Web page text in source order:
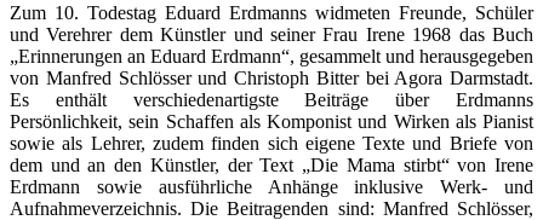
Zum 10. Todestag Eduard Erdmanns widmeten Freunde, Schüler
und Verehrer dem Künstler und seiner Frau Irene 1968 das Buch
„Erinnerungen an Eduard Erdmann“, gesammelt und herausgegeben
von Manfred Schlösser und Christoph Bitter bei Agora Darmstadt.
Es enthält verschiedenartigste Beiträge über Erdmanns
Persönlichkeit, sein Schaffen als Komponist und Wirken als Pianist
sowie als Lehrer, zudem finden sich eigene Texte und Briefe von
dem und an den Künstler, der Text „Die Mama stirbt“ von Irene
Erdmann sowie ausführliche Anhänge inklusive Werk- und
Aufnahmeverzeichnis. Die Beitragenden sind: Manfred Schlösser,